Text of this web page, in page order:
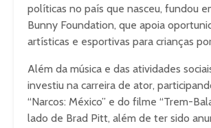
políticas no país que nasceu, fundou
Bunny Foundation, que apoia
artísticas e esportivas para crianças
Além da música e das atividades
investiu na carreira de ator,
“Narcos: México” e do filme “Trem-
lado de Brad Pitt, além de ter sido